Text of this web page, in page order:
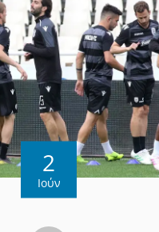
2
Ιούν